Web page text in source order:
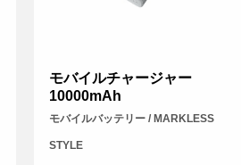
モバイルチャージャー
10000mAh
モバイルバッテリー / MARKLESS
STYLE